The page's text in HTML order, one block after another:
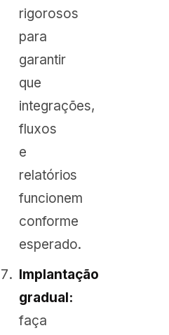
rigorosos
para
garantir
que
integrações,
fluxos
e
relatórios
funcionem
conforme
esperado.
Implantação
gradual:
faça